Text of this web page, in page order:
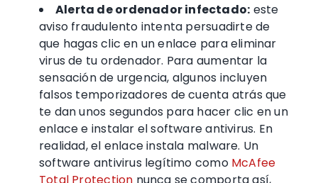
Alerta de ordenador infectado: este
aviso fraudulento intenta persuadirte de
que hagas clic en un enlace para eliminar
virus de tu ordenador. Para aumentar la
sensación de urgencia, algunos incluyen
falsos temporizadores de cuenta atrás que
te dan unos segundos para hacer clic en un
enlace e instalar el softwareantivirus. En
realidad, el enlace instala malware. Un
software antivirus legítimo como McAfee
Total Protection nunca se comporta así,